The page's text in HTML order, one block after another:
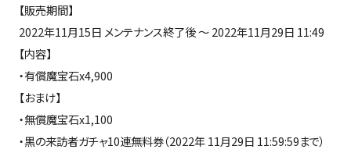
【販売期間】
2022年11月15日 メンテナンス終了後 ～ 2022年11月29日 11:49
【内容】
・有償魔宝石x4,900
【おまけ】
・無償魔宝石x1,100
・黒の来訪者ガチャ10連無料券（2022年 11月29日 11:59:59まで）